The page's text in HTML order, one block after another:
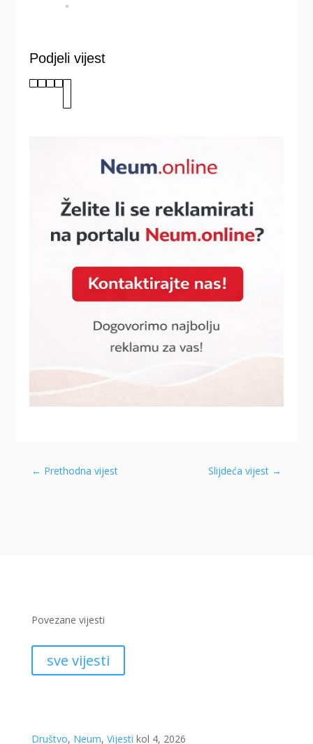
Podjeli vijest
← Prethodna vijest Slijdeća vijest →
Povezane vijesti
sve vijesti
Društvo, Neum, Vijesti kol 4, 2026